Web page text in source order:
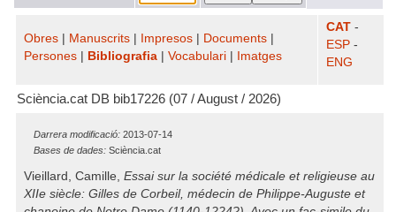
Obres Manuscrits Impresos Documents
Persones
Bibliografia Vocabulari Imatges
CAT -
ESP -
ENG
Sciència.cat DB bib17226 (07 / August / 2026)
Darrera modificació: 2013-07-14
Bases de dades: Sciència.cat
Vieillard, Camille, Essai sur la société médicale et religieuse au
XIIe siècle: Gilles de Corbeil, médecin de Philippe-Auguste et